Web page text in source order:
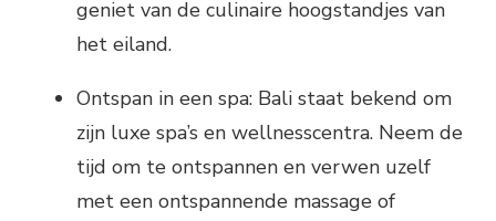
geniet van de culinaire hoogstandjes van
het eiland.
Ontspan in een spa: Bali staat bekend om
zijn luxe spa’s en wellnesscentra. Neem de
tijd om te ontspannen en verwen uzelf
met een ontspannende massage of